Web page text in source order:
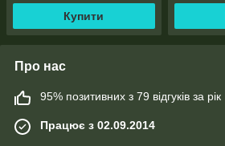
Купити
Про нас
95% позитивних з 79 відгуків за рік
Працює з 02.09.2014